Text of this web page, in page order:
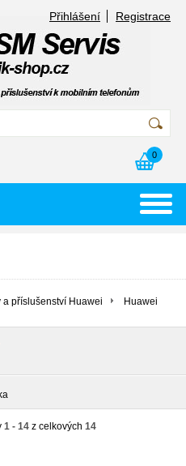
Přihlášení Registrace
0
a příslušenství Huawei
Huawei
1 - 14 z celkových 14